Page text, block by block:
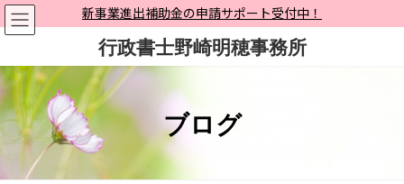
コ
ン
ン
ツ
へ
ス
キ
ッ
ナ
ビ
ー
シ
ョ
ン
に
移
新事業進出補助金の申請サポート受付中！
行政書士野崎明穂事務所
ブログ